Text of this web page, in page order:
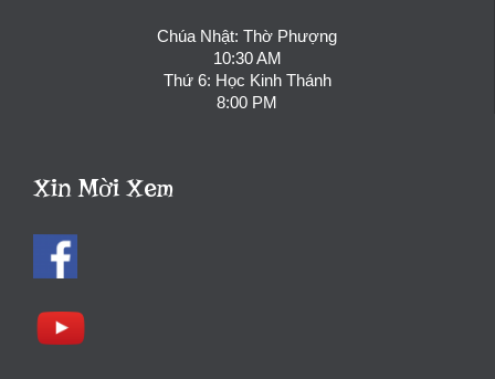
Chúa Nhật: Thờ Phượng
10:30 AM
Thứ 6: Học Kinh Thánh
8:00 PM
Xin Mời Xem